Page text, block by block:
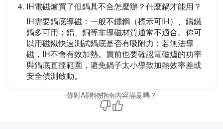
IH電磁爐買了但鍋具不合怎麼辦？什麼鍋才能用？
IH需要鍋底導磁：一般不鏽鋼（標示可IH）、鑄鐵
鍋多可用；鋁、銅等非導磁材質通常不適合。你可
以用磁鐵快速測試鍋底是否有吸附力；若無法導
磁，IH不會有效加熱。買前也要確認電磁爐的功率
與鍋底直徑範圍，避免鍋子太小導致加熱效率差或
安全偵測啟動。
你對AI購物指南內容滿意嗎？